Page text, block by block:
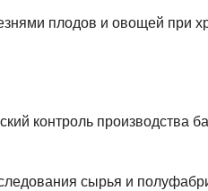
плодов и овощей при
контроль производства
сырья и